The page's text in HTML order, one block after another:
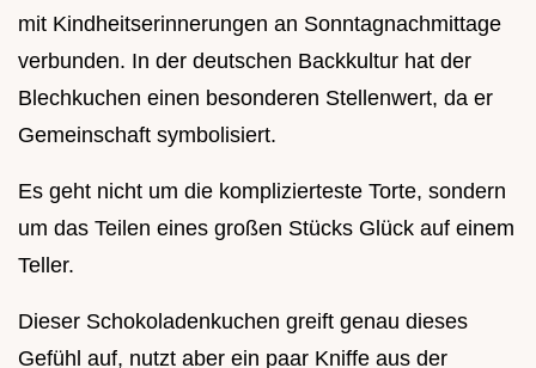
mit Kindheitserinnerungen an Sonntagnachmittage
verbunden. In der deutschen Backkultur hat der
Blechkuchen einen besonderen Stellenwert, da er
Gemeinschaft symbolisiert.
Es geht nicht um die komplizierteste Torte, sondern
um das Teilen eines großen Stücks Glück auf einem
Teller.
Dieser Schokoladenkuchen greift genau dieses
Gefühl auf, nutzt aber ein paar Kniffe aus der